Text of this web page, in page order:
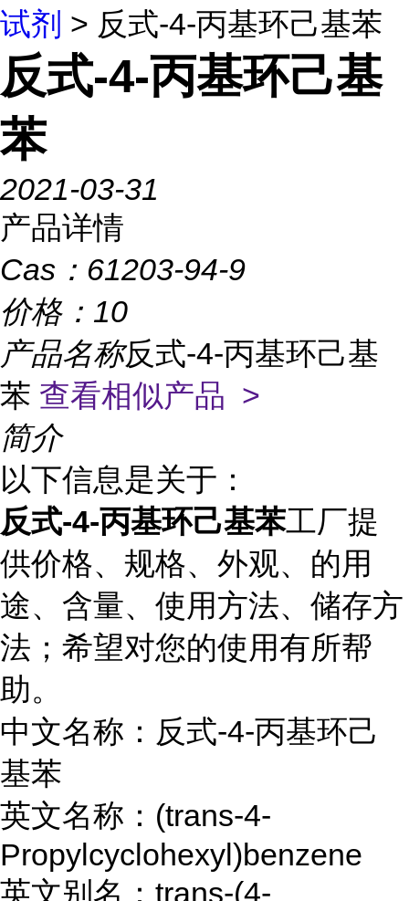
试剂 > 反式-4-丙基环己基苯
反式-4-丙基环己基
苯
2021-03-31
产品详情
Cas： 61203-94-9
价格： 10
产品名称反式-4-丙基环己基
苯 查看相似产品 >
简介
以下信息是关于：
反式-4-丙基环己基苯工厂提
供价格、规格、外观、的用
途、含量、使用方法、储存方
法；希望对您的使用有所帮
助。
中文名称：反式-4-丙基环己
基苯
英文名称：(trans-4-
Propylcyclohexyl)benzene
英文别名：trans-(4-